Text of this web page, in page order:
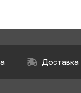
Доставка